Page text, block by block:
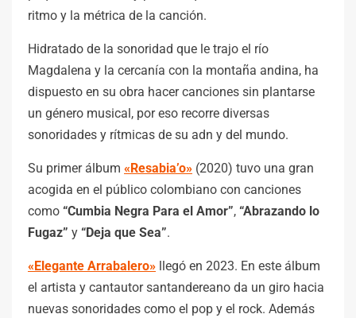
ritmo y la métrica de la canción.
Hidratado de la sonoridad que le trajo el río
Magdalena y la cercanía con la montaña andina, ha
dispuesto en su obra hacer canciones sin plantarse
un género musical, por eso recorre diversas
sonoridades y rítmicas de su adn y del mundo.
Su primer álbum «Resabia’o» (2020) tuvo una gran
acogida en el público colombiano con canciones
como “Cumbia Negra Para el Amor”, “Abrazando lo
Fugaz” y “Deja que Sea”.
«Elegante Arrabalero» llegó en 2023. En este álbum
el artista y cantautor santandereano da un giro hacia
nuevas sonoridades como el pop y el rock. Además